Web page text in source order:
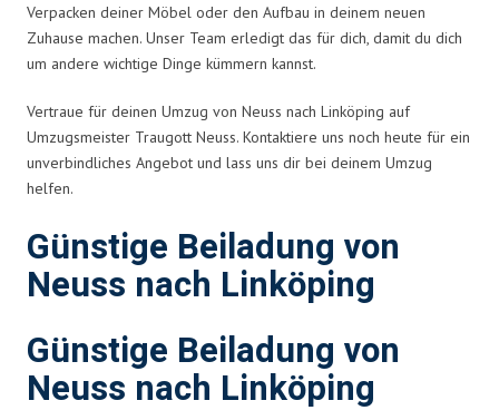
Verpacken deiner Möbel oder den Aufbau in deinem neuen
Zuhause machen. Unser Team erledigt das für dich, damit du dich
um andere wichtige Dinge kümmern kannst.
Vertraue für deinen Umzug von Neuss nach Linköping auf
Umzugsmeister Traugott Neuss. Kontaktiere uns noch heute für ein
unverbindliches Angebot und lass uns dir bei deinem Umzug
helfen.
Günstige Beiladung von
Neuss nach Linköping
Günstige Beiladung von
Neuss nach Linköping